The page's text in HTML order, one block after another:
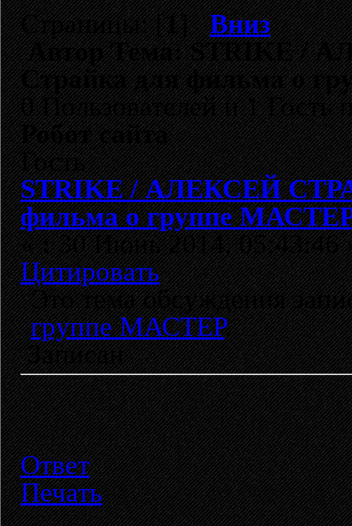
Страницы: [1]Вниз
АвторТема: STRIKE /
Страйка для фильма о
0 Пользователей и 1 Гость
Робот сайта
Гость
STRIKE / АЛЕКСЕЙ
фильма о группе
«:30 Июнь 2014, 05:43:46
Цитировать
Это тема обсуждения
группе МАСТЕР.
Записан
Ответ
Печать